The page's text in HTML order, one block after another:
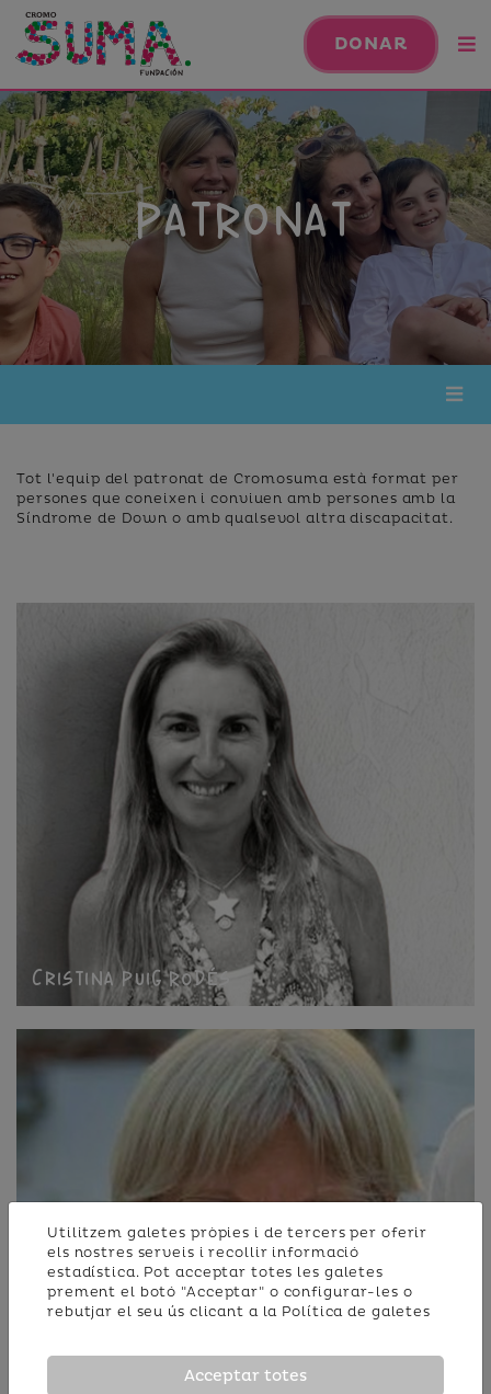
DONAR
PATRONAT
Tot l'equip del patronat de Cromosuma està format per
persones que coneixen i conviuen amb persones amb la
Síndrome de Down o amb qualsevol altra discapacitat.
Cristina Puig Rodés
Utilitzem galetes pròpies i de tercers per oferir
els nostres serveis i recollir informació
estadística. Pot acceptar totes les galetes
prement el botó "Acceptar" o configurar-les o
rebutjar el seu ús clicant a la Política de galetes
Acceptar totes